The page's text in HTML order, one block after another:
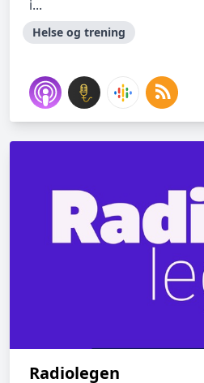
i...
Helse og trening
Radiolegen